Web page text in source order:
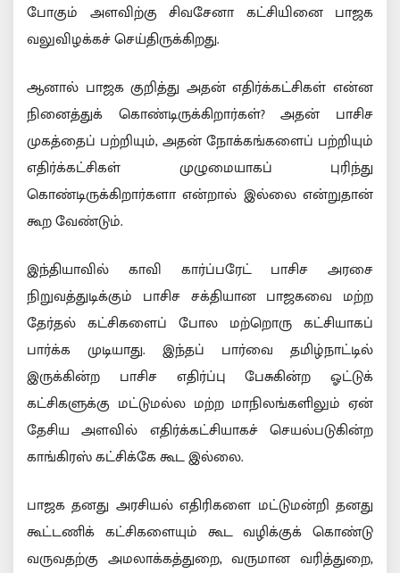
போகும் அளவிற்கு சிவசேனா கட்சியினை பாஜக
வலுவிழக்கச் செய்திருக்கிறது.
ஆனால் பாஜக குறித்து அதன் எதிர்க்கட்சிகள் என்ன
நினைத்துக் கொண்டிருக்கிறார்கள்? அதன் பாசிச
முகத்தைப் பற்றியும், அதன் நோக்கங்களைப் பற்றியும்
எதிர்க்கட்சிகள் முழுமையாகப் புரிந்து
கொண்டிருக்கிறார்களா என்றால் இல்லை என்றுதான்
கூற வேண்டும்.
இந்தியாவில் காவி கார்ப்பரேட் பாசிச அரசை
நிறுவத்துடிக்கும் பாசிச சக்தியான பாஜகவை மற்ற
தேர்தல் கட்சிகளைப் போல மற்றொரு கட்சியாகப்
பார்க்க முடியாது. இந்தப் பார்வை தமிழ்நாட்டில்
இருக்கின்ற பாசிச எதிர்ப்பு பேசுகின்ற ஓட்டுக்
கட்சிகளுக்கு மட்டுமல்ல மற்ற மாநிலங்களிலும் ஏன்
தேசிய அளவில் எதிர்க்கட்சியாகச் செயல்படுகின்ற
காங்கிரஸ் கட்சிக்கே கூட இல்லை.
பாஜக தனது அரசியல் எதிரிகளை மட்டுமன்றி தனது
கூட்டணிக் கட்சிகளையும் கூட வழிக்குக் கொண்டு
வருவதற்கு அமலாக்கத்துறை, வருமான வரித்துறை,